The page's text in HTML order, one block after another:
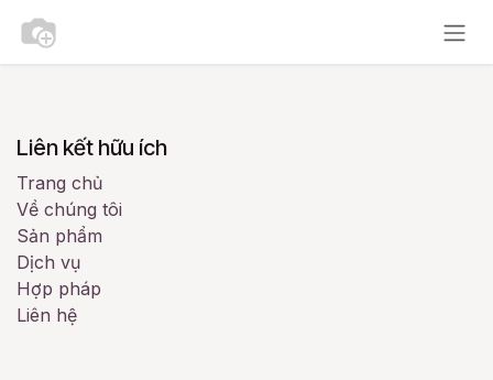
Liên kết hữu ích
Trang chủ
Về chúng tôi
Sản phẩm
Dịch vụ
Hợp pháp
Liên hệ